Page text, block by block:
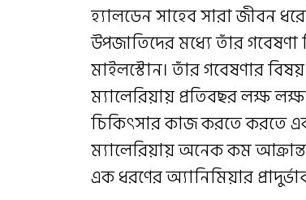
হ্যালডেন সাহেব সারা জীবন
উপজাতিদের মধ্যে তাঁর গবেষণা
মাইলস্টোন। তাঁর গবেষণার
ম্যালেরিয়ায় প্রতিবছর লক্ষ
চিকিৎসার কাজ করতে করতে
ম্যালেরিয়ায় অনেক কম
এক ধরণের অ্যানিমিয়ার